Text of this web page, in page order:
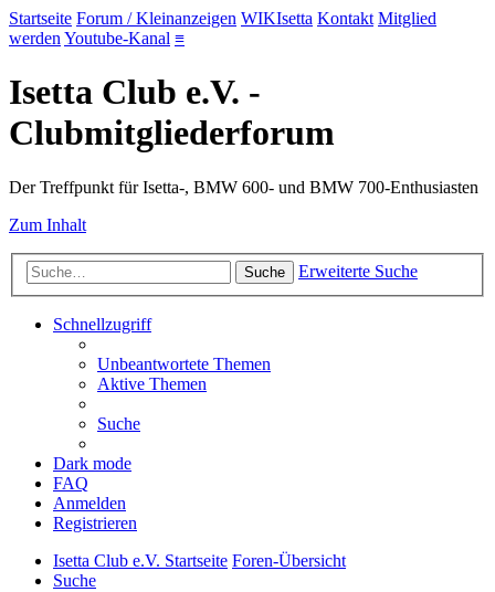
Startseite Forum / Kleinanzeigen WIKIsetta Kontakt Mitglied
werden Youtube-Kanal ≡
Isetta Club e.V. -
Clubmitgliederforum
Der Treffpunkt für Isetta-, BMW 600- und BMW 700-Enthusiasten
Zum Inhalt
Suche Erweiterte Suche
Schnellzugriff
Unbeantwortete Themen
Aktive Themen
Suche
Dark mode
FAQ
Anmelden
Registrieren
Isetta Club e.V. Startseite Foren-Übersicht
Suche